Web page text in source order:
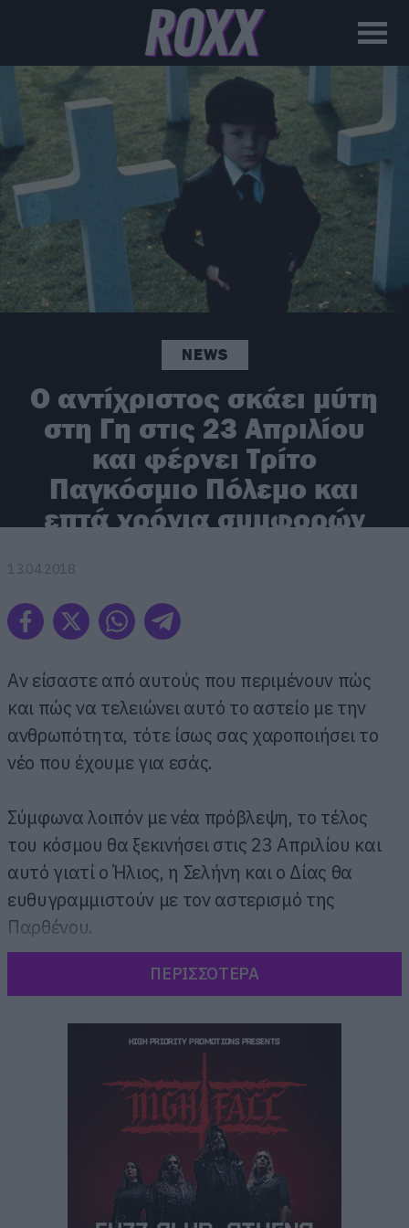
NEWS
Ο αντίχριστος σκάει μύτη
στη Γη στις 23 Απριλίου
και φέρνει Τρίτο
Παγκόσμιο Πόλεμο και
επτά χρόνια συμφορών
13.04.2018
Αν είσαστε από αυτούς που περιμένουν πώς
και πώς να τελειώνει αυτό το αστείο με την
ανθρωπότητα, τότε ίσως σας χαροποιήσει το
νέο που έχουμε για εσάς.
Σύμφωνα λοιπόν με νέα πρόβλεψη, το τέλος
του κόσμου θα ξεκινήσει στις 23 Απριλίου και
αυτό γιατί o Ήλιος, η Σελήνη και ο Δίας θα
ευθυγραμμιστούν με τον αστερισμό της
Παρθένου.
ΠΕΡΙΣΣΟΤΕΡΑ